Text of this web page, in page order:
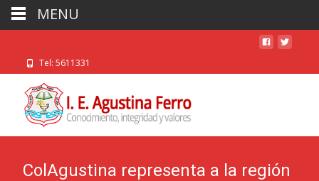
Tel: 5611331
ColAgustina representa a la región
MENU